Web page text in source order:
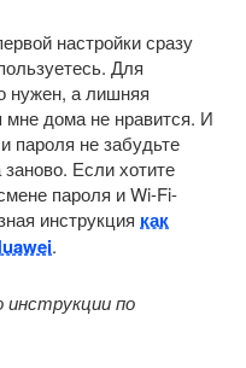
настройки сразу
Для
нужен, а лишняя
дома не нравится. И
пароля не забудьте
Если хотите
пароля и Wi-Fi-
инструкция как
.
по